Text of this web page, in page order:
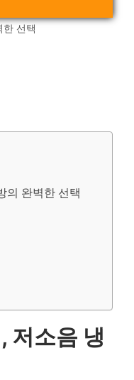
한 선택
의 완벽한 선택
저소음 냉